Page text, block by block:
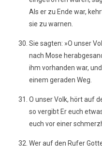
Als er zu Ende war,
sie zu warnen.
Sie sagten: »O unser
nach Mose
ihm vorhanden war,
einem geraden Weg.
O unser Volk, hört auf
so vergibt Er euch
euch vor einer
Wer auf den Rufer